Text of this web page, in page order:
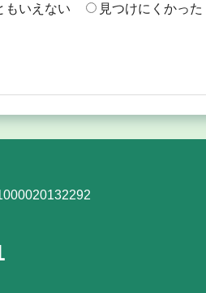
もいえない 見つけにくかった